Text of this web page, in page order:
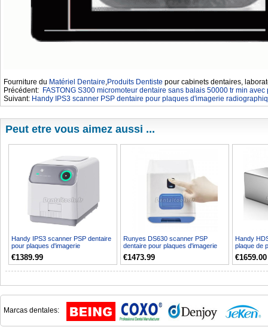
Fourniture du Matériel Dentaire,Produits Dentiste pour cabinets dentaires,
Précédent: FASTONG S300 micromoteur dentaire sans balais 50000 tr min
Suivant: Handy IPS3 scanner PSP dentaire pour plaques d'imagerie
Peut etre vous aimez aussi ...
Handy IPS3 scanner PSP dentaire
pour plaques d'imagerie
radiographique
€1389.99
Runyes DS630 scanner PSP
dentaire pour plaques d'imagerie
radiographique
€1473.99
Handy
plaque de
Plaques
€1659.00
Marcas dentales: